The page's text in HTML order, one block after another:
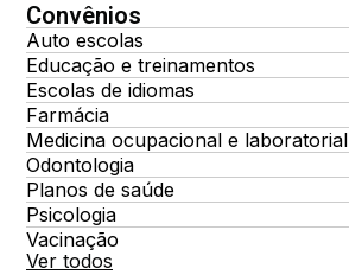
Convênios
Auto escolas
Educação e treinamentos
Escolas de idiomas
Farmácia
Medicina ocupacional e laboratorial
Odontologia
Planos de saúde
Psicologia
Vacinação
Ver todos